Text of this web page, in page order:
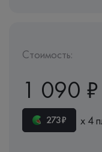
Стоимость:
1 090 ₽
273₽ х 4